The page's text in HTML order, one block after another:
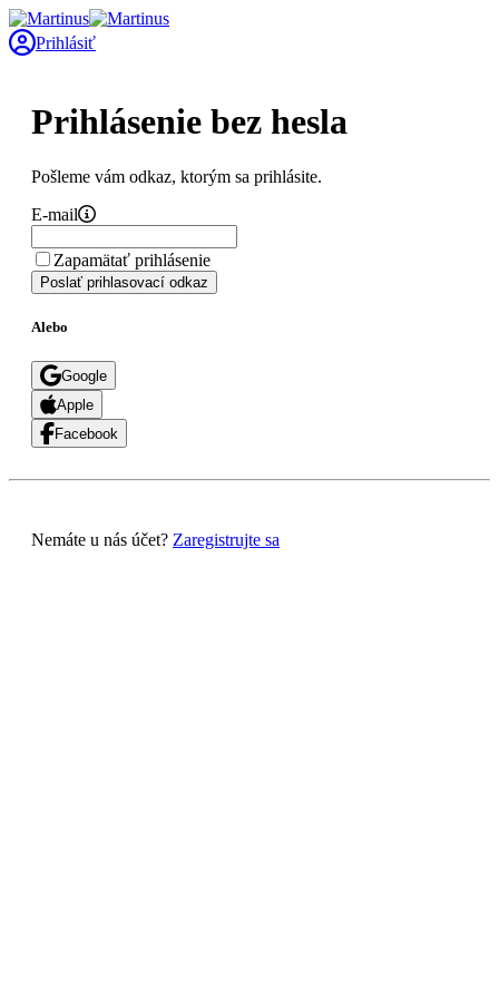
Prihlásiť
Prihlásenie bez hesla
Pošleme vám odkaz, ktorým sa prihlásite.
E-mail
Zapamätať prihlásenie
Poslať prihlasovací odkaz
Alebo
Google
Apple
Facebook
Nemáte u nás účet? Zaregistrujte sa